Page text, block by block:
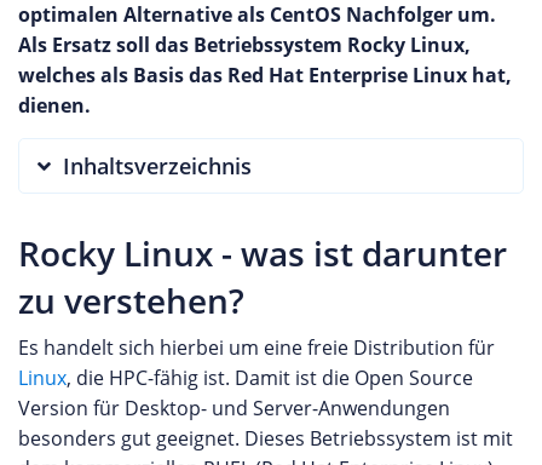
optimalen Alternative als CentOS Nachfolger um.
Als Ersatz soll das Betriebssystem Rocky Linux,
welches als Basis das Red Hat Enterprise Linux hat,
dienen.
Inhaltsverzeichnis
Rocky Linux - was ist darunter
zu verstehen?
Es handelt sich hierbei um eine freie Distribution für
Linux, die HPC-fähig ist. Damit ist die Open Source
Version für Desktop- und Server-Anwendungen
besonders gut geeignet. Dieses Betriebssystem ist mit